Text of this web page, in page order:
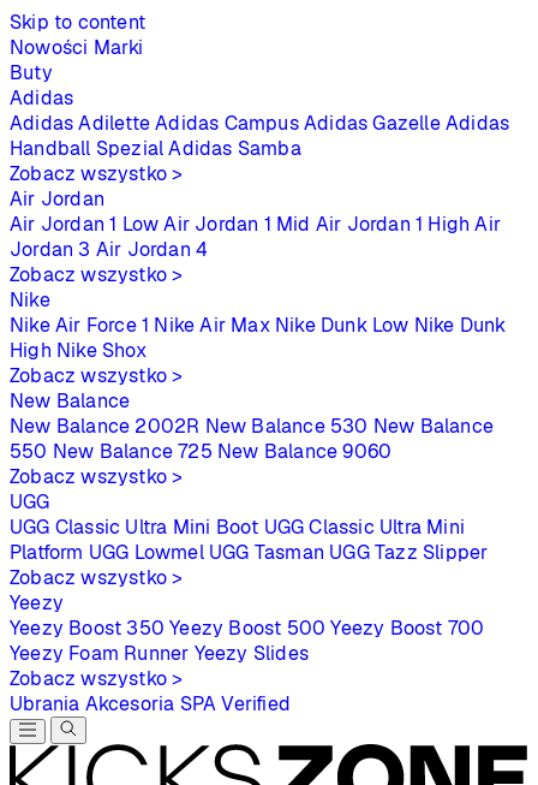
Skip to content
Nowości Marki
Buty
Adidas
Adidas Adilette Adidas Campus Adidas Gazelle Adidas
Handball Spezial Adidas Samba
Zobacz wszystko >
Air Jordan
Air Jordan 1 Low Air Jordan 1 Mid Air Jordan 1 High Air
Jordan 3 Air Jordan 4
Zobacz wszystko >
Nike
Nike Air Force 1 Nike Air Max Nike Dunk Low Nike Dunk
High Nike Shox
Zobacz wszystko >
New Balance
New Balance 2002R New Balance 530 New Balance
550 New Balance 725 New Balance 9060
Zobacz wszystko >
UGG
UGG Classic Ultra Mini Boot UGG Classic Ultra Mini
Platform UGG Lowmel UGG Tasman UGG Tazz Slipper
Zobacz wszystko >
Yeezy
Yeezy Boost 350 Yeezy Boost 500 Yeezy Boost 700
Yeezy Foam Runner Yeezy Slides
Zobacz wszystko >
Ubrania Akcesoria SPAVerified